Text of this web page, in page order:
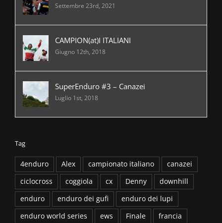
Settembre 23rd, 2021
CAMPION(at)I ITALIANI
Giugno 12th, 2018
SuperEnduro #3 – Canazei
Luglio 1st, 2018
Tag
4enduro Alex campionato italiano
canazei
ciclocross
coggiola cx Denny
downhill
enduro
enduro dei gufi
enduro dei lupi
enduro world series
ews Finale
francia